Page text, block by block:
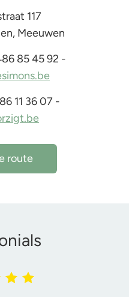
117
Meeuwen
85 45 92 -
11 36 07 -
route